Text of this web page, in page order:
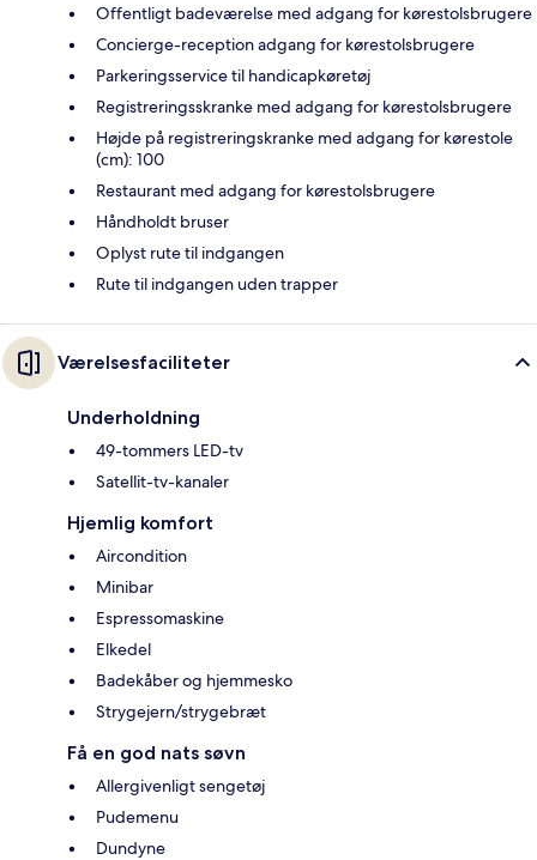
Offentligt badeværelse med adgang for kørestolsbrugere
Concierge-reception adgang for kørestolsbrugere
Parkeringsservice til handicapkøretøj
Registreringsskranke med adgang for kørestolsbrugere
Højde på registreringskranke med adgang for kørestole
(cm): 100
Restaurant med adgang for kørestolsbrugere
Håndholdt bruser
Oplyst rute til indgangen
Rute til indgangen uden trapper
Værelsesfaciliteter
Underholdning
49-tommers LED-tv
Satellit-tv-kanaler
Hjemlig komfort
Aircondition
Minibar
Espressomaskine
Elkedel
Badekåber og hjemmesko
Strygejern/strygebræt
Få en god nats søvn
Allergivenligt sengetøj
Pudemenu
Dundyne